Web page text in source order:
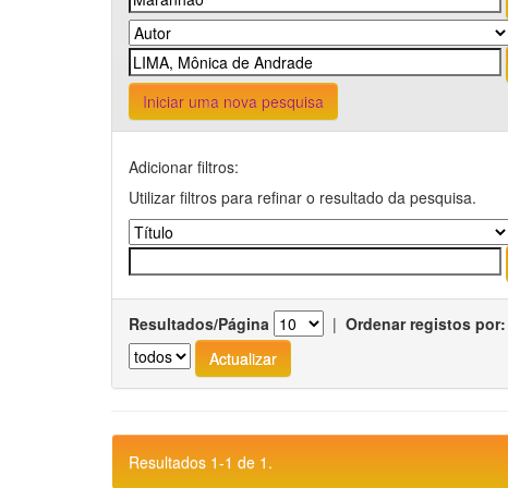
Iniciar uma nova pesquisa
Adicionar filtros:
Utilizar filtros para refinar o resultado da pesquisa.
Resultados/Página | Ordenar registos por:
Resultados 1-1 de 1.